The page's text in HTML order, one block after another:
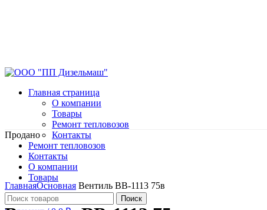
Главная страница
О компании
Товары
Ремонт тепловозов
Контакты
Ремонт тепловозов
Контакты
О компании
Товары
Поиск
Продано
Нажмите, чтобы увеличить
ГлавнаяОсновная Вентиль ВВ-1113 75в